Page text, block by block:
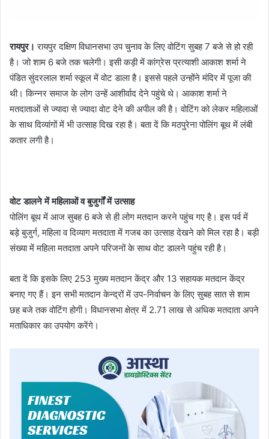
रायपुर। रायपुर दक्षिण विधानसभा उप चुनाव के लिए वोटिंग सुबह 7 बजे से हो रही
है। जो शाम 6 बजे तक चलेगी। इसी कड़ी में कांग्रेस प्रत्याशी आकाश शर्मा ने
पंडित सुंदरलाल शर्मा स्कूल में वोट डाला है। इससे पहले उन्होंने मंदिर में पूजा की
थी। किन्नर समाज के लोग उन्हें आशीर्वाद देने पहुंचे थे। आकाश शर्मा ने
मतदाताओं से ज्यादा से ज्यादा वोट देने की अपील की है। वोटिंग को लेकर महिलाओं
के साथ दिव्यांगों में भी उत्साह दिख रहा है। बता दें कि मठपुरेना पोलिंग बूथ में लंबी
कतार लगी है।
वोट डालने में महिलाओं व बुजुर्गों में उत्साह
पोलिंग बूथ में आज सुबह 6 बजे से ही लोग मतदान करने पहुंच गए है। इस पर्व में
बड़े बुजुर्ग, महिला व दिव्याग मतदाता में गजब का उत्साह देखने को मिल रहा है। बड़ी
संख्या में महिला मतदाता अपने परिजनों के साथ वोट डालने पहुंच रही है।
बता दें कि इसके लिए 253 मुख्य मतदान केंद्र और 13 सहायक मतदान केंद्र
बनाए गए हैं। इन सभी मतदान केन्द्रों में उप-निर्वाचन के लिए सुबह सात से शाम
छह बजे तक वोटिंग होगी। विधानसभा क्षेत्र में 2.71 लाख से अधिक मतदाता अपने
मताधिकार का उपयोग करेंगे।